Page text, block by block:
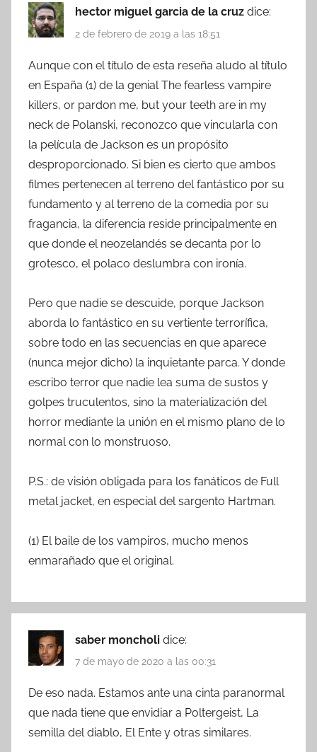
hector miguel garcia de la cruz dice:
2 de febrero de 2019 a las 18:51
Aunque con el título de esta reseña aludo al título
en España (1) de la genial The fearless vampire
killers, or pardon me, but your teeth are in my
neck de Polanski, reconozco que vincularla con
la película de Jackson es un propósito
desproporcionado. Si bien es cierto que ambos
filmes pertenecen al terreno del fantástico por su
fundamento y al terreno de la comedia por su
fragancia, la diferencia reside principalmente en
que donde el neozelandés se decanta por lo
grotesco, el polaco deslumbra con ironía.
Pero que nadie se descuide, porque Jackson
aborda lo fantástico en su vertiente terrorífica,
sobre todo en las secuencias en que aparece
(nunca mejor dicho) la inquietante parca. Y donde
escribo terror que nadie lea suma de sustos y
golpes truculentos, sino la materialización del
horror mediante la unión en el mismo plano de lo
normal con lo monstruoso.
P.S.: de visión obligada para los fanáticos de Full
metal jacket, en especial del sargento Hartman.
(1) El baile de los vampiros, mucho menos
enmarañado que el original.
saber moncholi dice:
7 de mayo de 2020 a las 00:31
De eso nada. Estamos ante una cinta paranormal
que nada tiene que envidiar a Poltergeist, La
semilla del diablo, El Ente y otras similares.